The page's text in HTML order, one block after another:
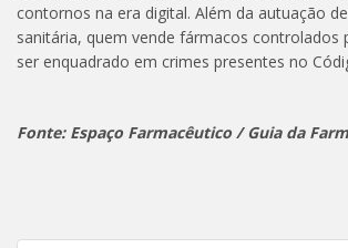
contornos na era digital. Além da autuação
sanitária, quem vende fármacos controlados
ser enquadrado em crimes presentes no
Fonte: Espaço Farmacêutico / Guia da